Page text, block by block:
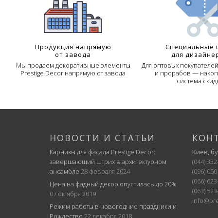
Продукция напрямую
от завода
Мы продаем декоративные элементы
Prestige Decor напрямую от завода
Специальные
для
Для оптовых
и прорабов —
система
НОВОСТИ И СТАТЬИ
Карнизы для фасада Prestige Decor:
завершающий штрих в архитектурном
ансамбле 28 февраля 2024
Цена на фадный декор опустилась до 20%
07 октября 2019
Режим работы в новогодние праздники и
Рождество 22 декабря 2018
Киев,
(044)
(096)
(066)
(063)